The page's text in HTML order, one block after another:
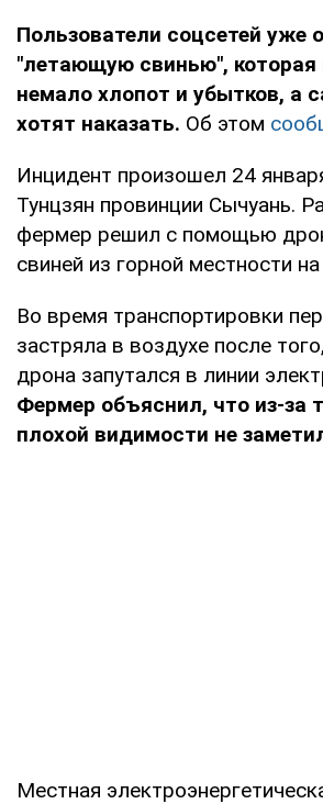
Пользователи соцсетей уже
"летающую свинью", которая
немало хлопот и убытков, а
хотят наказать. Об этом
Инцидент произошел 24
Тунцзян провинции Сычуань.
фермер решил с помощью
свиней из горной местности
Во время транспортировки
застряла в воздухе после
дрона запутался в линии
Фермер объяснил, что из-за
плохой видимости не
Местная